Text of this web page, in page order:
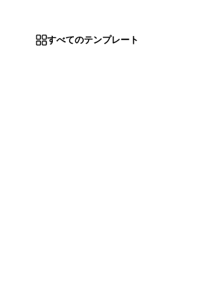
すべてのテンプレート